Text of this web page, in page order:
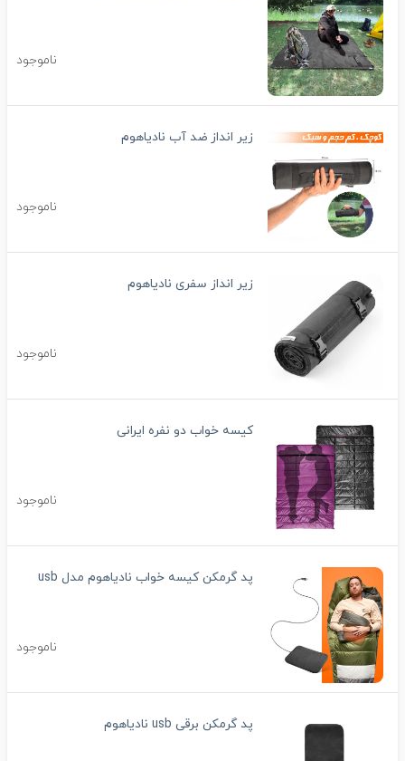
ناموجود
زیر انداز ضد آب نادیاهوم
ناموجود
زیر انداز سفری نادیاهوم
ناموجود
کیسه خواب دو نفره ایرانی
ناموجود
پد گرمکن کیسه خواب نادیاهوم مدل usb
ناموجود
پد گرمکن برقی usb نادیاهوم